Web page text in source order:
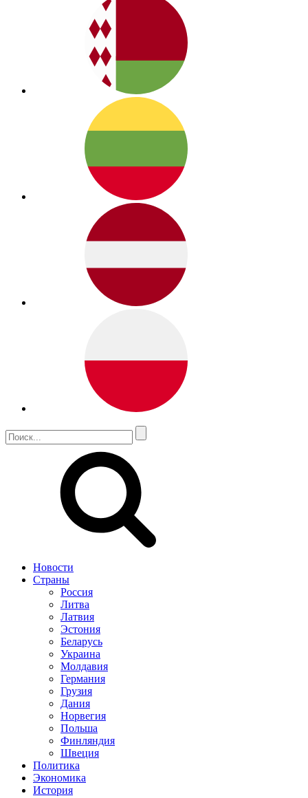
Новости
Страны
Россия
Литва
Латвия
Эстония
Беларусь
Украина
Молдавия
Германия
Грузия
Дания
Норвегия
Польша
Финляндия
Швеция
Политика
Экономика
История